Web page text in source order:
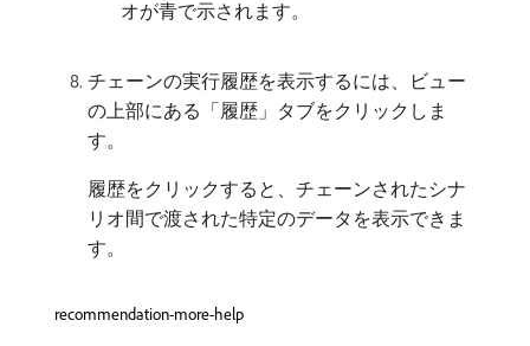
オが青で示されます。
チェーンの実行履歴を表示するには、ビュー
の上部にある「履歴」タブをクリックしま
す。
履歴をクリックすると、チェーンされたシナ
リオ間で渡された特定のデータを表示できま
す。
recommendation-more-help